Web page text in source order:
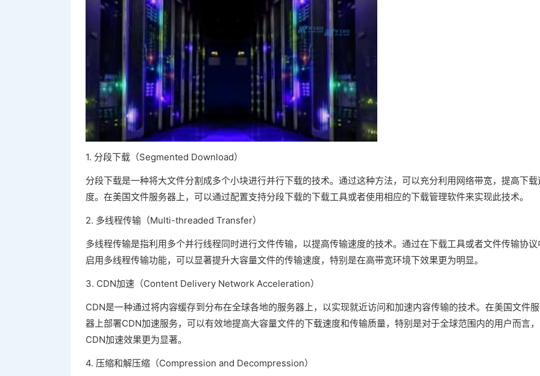
1. 分段下载（Segmented Download）
分段下载是一种将大文件分割成多个小块进行并行下载的技术。通过这种方法，可以充分利用网络带宽，提高下载
度。在美国文件服务器上，可以通过配置支持分段下载的下载工具或者使用相应的下载管理软件来实现此技术。
2. 多线程传输（Multi-threaded Transfer）
多线程传输是指利用多个并行线程同时进行文件传输，以提高传输速度的技术。通过在下载工具或者文件传输协议
启用多线程传输功能，可以显著提升大容量文件的传输速度，特别是在高带宽环境下效果更为明显。
3. CDN加速（Content Delivery Network Acceleration）
CDN是一种通过将内容缓存到分布在全球各地的服务器上，以实现就近访问和加速内容传输的技术。在美国文件
器上部署CDN加速服务，可以有效地提高大容量文件的下载速度和传输质量，特别是对于全球范围内的用户而言，
CDN加速效果更为显著。
4. 压缩和解压缩（Compression and Decompression）